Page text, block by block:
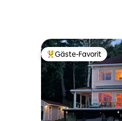
Beliebter Gäste-Favorit.
Gäste-Favorit